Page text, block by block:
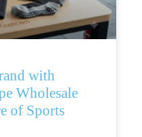
with
Wholesale
of Sports